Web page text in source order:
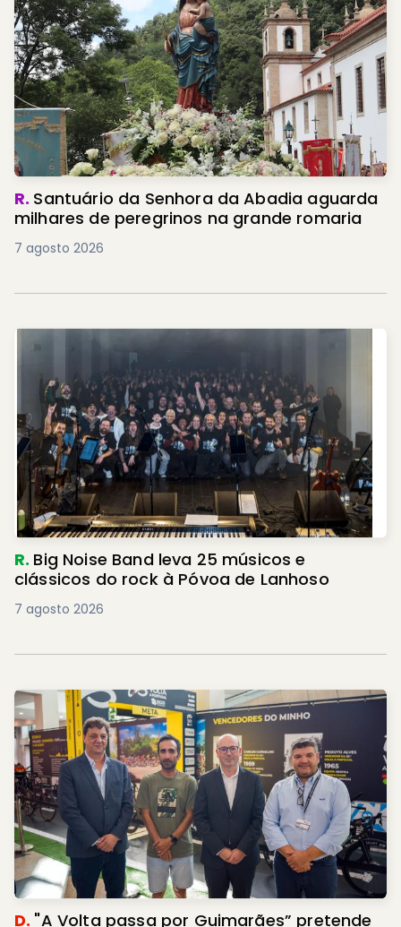
R. Santuário da Senhora da Abadia aguarda
milhares de peregrinos na grande romaria
7 agosto 2026
R. Big Noise Band leva 25 músicos e
clássicos do rock à Póvoa de Lanhoso
7 agosto 2026
D. "A Volta passa por Guimarães” pretende